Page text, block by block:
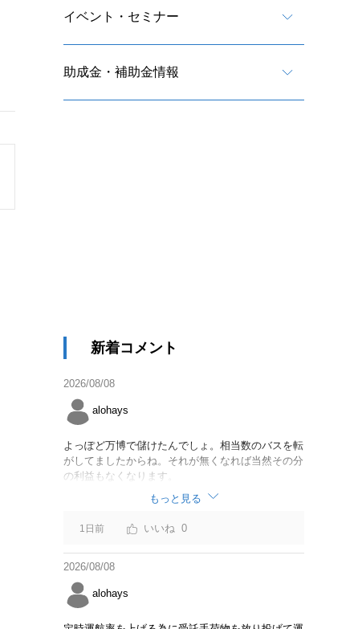
イベント・セミナー
助成金・補助金情報
新着コメント
2026/08/08
alohays
よっぽど万博で儲けたんでしょ。相当数のバスを転
がしてましたからね。それが無くなれば当然その分
の利益もなくなります。
もっと見る
1日前 0
2026/08/08
alohays